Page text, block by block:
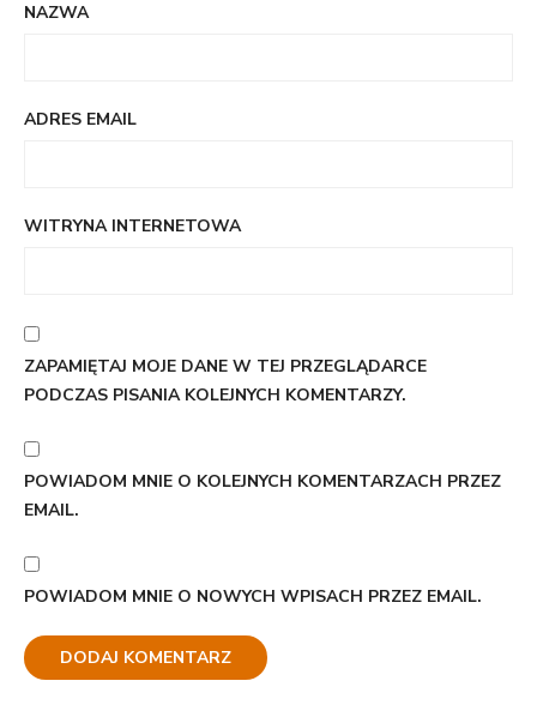
NAZWA
ADRES EMAIL
WITRYNA INTERNETOWA
ZAPAMIĘTAJ MOJE DANE W TEJ PRZEGLĄDARCE
PODCZAS PISANIA KOLEJNYCH KOMENTARZY.
POWIADOM MNIE O KOLEJNYCH KOMENTARZACH PRZEZ
EMAIL.
POWIADOM MNIE O NOWYCH WPISACH PRZEZ EMAIL.